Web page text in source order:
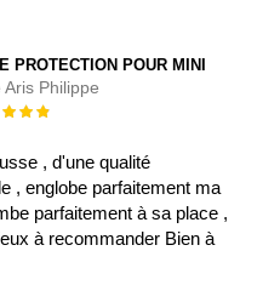
PROTECTION POUR MINI
Philippe
:
, d'une qualité
, englobe parfaitement ma
parfaitement à sa place ,
à recommander Bien à